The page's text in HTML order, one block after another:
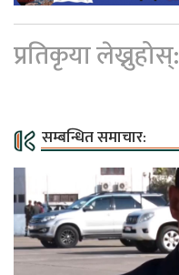
प्रतिकृया लेख्नुहोस्:
सम्बन्धित समाचार: